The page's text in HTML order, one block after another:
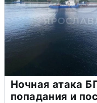
Ночная атака
попадания и